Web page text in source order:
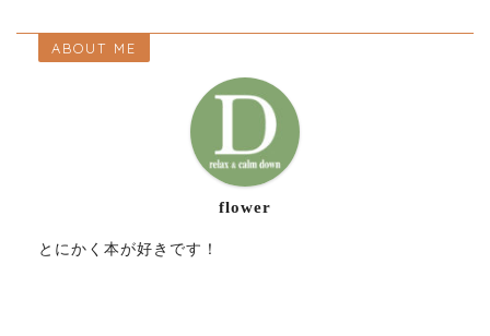
ABOUT ME
flower
とにかく本が好きです！